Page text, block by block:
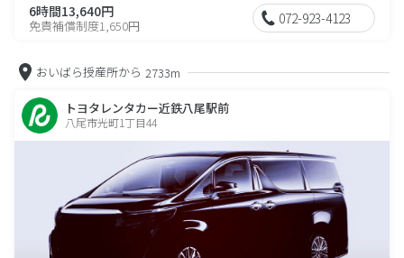
6時間13,640円
免責補償制度1,650円 072-923-4123
おいばら授産所から 2733m
トヨタレンタカー近鉄八尾駅前
八尾市光町1丁目44